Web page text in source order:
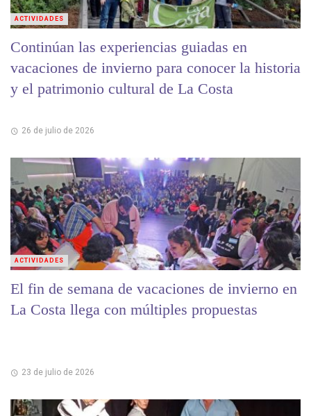
Continúan las experiencias guiadas en
vacaciones de invierno para conocer la historia
y el patrimonio cultural de La Costa
26 de julio de 2026
ACTIVIDADES
El fin de semana de vacaciones de invierno en
La Costa llega con múltiples propuestas
23 de julio de 2026
ACTIVIDADES